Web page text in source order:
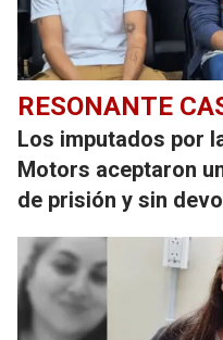
RESONANTE
Los imputados por
Motors aceptaron
de prisión y sin